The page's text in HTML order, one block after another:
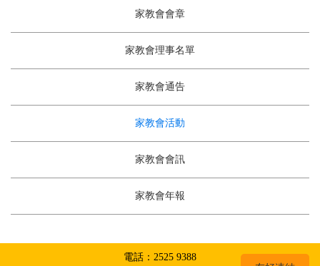
家教會會章
家教會理事名單
家教會通告
家教會活動
家教會會訊
家教會年報
電話：2525 9388